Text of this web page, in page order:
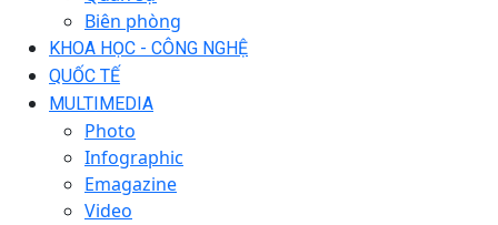
Biên phòng
KHOA HỌC - CÔNG NGHỆ
QUỐC TẾ
MULTIMEDIA
Photo
Infographic
Emagazine
Video